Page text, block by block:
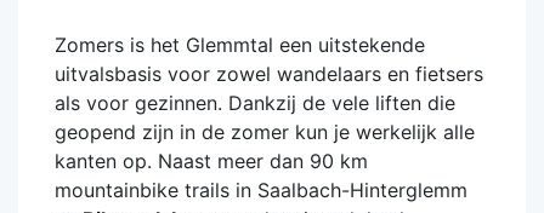
Zomers is het Glemmtal een uitstekende
uitvalsbasis voor zowel wandelaars en fietsers
als voor gezinnen. Dankzij de vele liften die
geopend zijn in de zomer kun je werkelijk alle
kanten op. Naast meer dan 90 km
mountainbike trails in Saalbach-Hinterglemm